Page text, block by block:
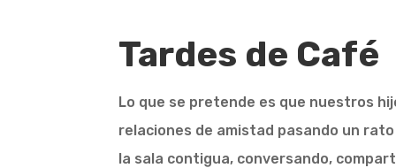
Tardes de Café
Lo que se pretende es que nuestros
relaciones de amistad pasando un
la sala contigua, conversando,